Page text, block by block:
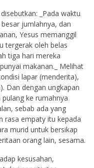
_Pada waktu
jumlahnya, dan
Yesus memanggil
tergerak oleh belas
tiga hari mereka
makanan._ Melihat
lapar (menderita),
Dan dengan ungkapan
ke rumahnya
sebab ada yang
rasa empaty itu kepada
murid untuk bersikap
orang lain, sesama.
kesusahan,